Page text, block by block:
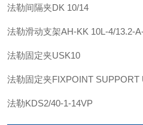
法勒间隔夹DK 10/14
法勒滑动支架AH-KK 10L-4/13.2-
法勒固定夹USK10
法勒固定夹FIXPOINT SUPPORT
法勒KDS2/40-1-14VP